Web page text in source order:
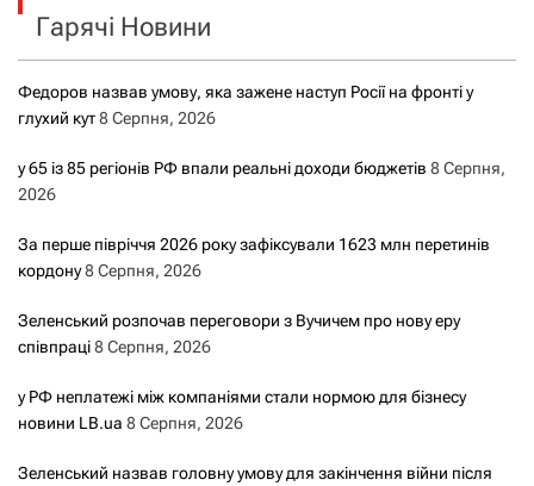
Гарячі Новини
Федоров назвав умову, яка зажене наступ Росії на фронті у
глухий кут8 Серпня, 2026
у 65 із 85 регіонів РФ впали реальні доходи бюджетів 8 Серпня,
2026
За перше півріччя 2026 року зафіксували 1623 млн перетинів
кордону8 Серпня, 2026
Зеленський розпочав переговори з Вучичем про нову еру
співпраці8 Серпня, 2026
у РФ неплатежі між компаніями стали нормою для бізнесу
новини LB.ua 8 Серпня, 2026
Зеленський назвав головну умову для закінчення війни після